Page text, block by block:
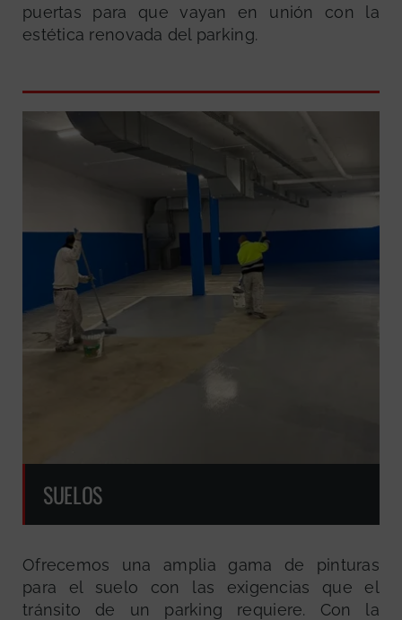
puertas para que vayan en unión con la
estética renovada del parking.
SUELOS
Ofrecemos una amplia gama de pinturas
para el suelo con las exigencias que el
tránsito de un parking requiere. Con la